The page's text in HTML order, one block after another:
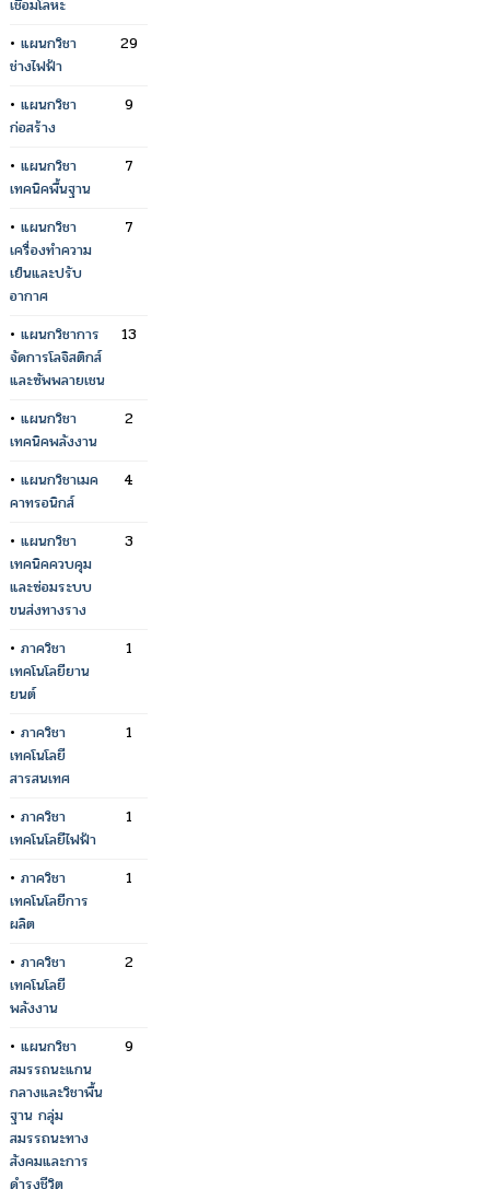
เชื่อมโลหะ
• แผนกวิชา
ช่างไฟฟ้า
29
• แผนกวิชา
ก่อสร้าง
9
• แผนกวิชา
เทคนิคพื้นฐาน
7
• แผนกวิชา
เครื่องทำความ
เย็นและปรับ
อากาศ
7
• แผนกวิชาการ
จัดการโลจิสติกส์
และซัพพลายเชน
13
• แผนกวิชา
เทคนิคพลังงาน
2
• แผนกวิชาเมค
คาทรอนิกส์
4
• แผนกวิชา
เทคนิคควบคุม
และซ่อมระบบ
ขนส่งทางราง
3
• ภาควิชา
เทคโนโลยียาน
ยนต์
1
• ภาควิชา
เทคโนโลยี
สารสนเทศ
1
• ภาควิชา
เทคโนโลยีไฟฟ้า
1
• ภาควิชา
เทคโนโลยีการ
ผลิต
1
• ภาควิชา
เทคโนโลยี
พลังงาน
2
• แผนกวิชา
สมรรถนะแกน
กลางและวิชาพื้น
ฐาน กลุ่ม
สมรรถนะทาง
สังคมและการ
ดำรงชีวิต
9